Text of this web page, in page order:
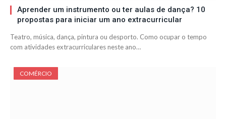
Aprender um instrumento ou ter aulas de dança? 10
propostas para iniciar um ano extracurricular
Teatro, música, dança, pintura ou desporto. Como ocupar o tempo
com atividades extracurriculares neste ano…
COMÉRCIO